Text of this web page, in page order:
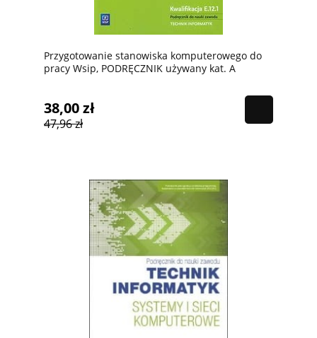
Przygotowanie stanowiska komputerowego do
pracy Wsip, PODRĘCZNIK używany kat. A
38,00 zł
47,96 zł